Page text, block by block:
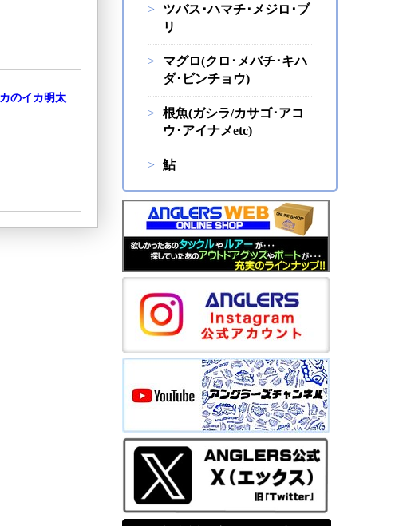
のイカ明太
ツバス･ハマチ･メジロ･ブ
リ
マグロ(クロ･メバチ･キハ
ダ･ビンチョウ)
根魚(ガシラ/カサゴ･アコ
ウ･アイナメetc)
鮎